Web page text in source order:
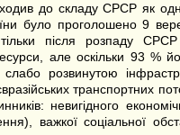
до складу СРСР як
було проголошено 9
після розпаду
але оскільки 93 %
розвинутою
транспортних
невигідного
важкої соціальної